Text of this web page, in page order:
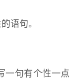
语句。
一句有个性一点